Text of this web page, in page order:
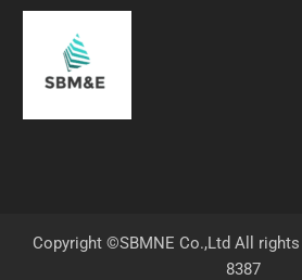
Copyright ©SBMNE Co.,Ltd All rights
8387